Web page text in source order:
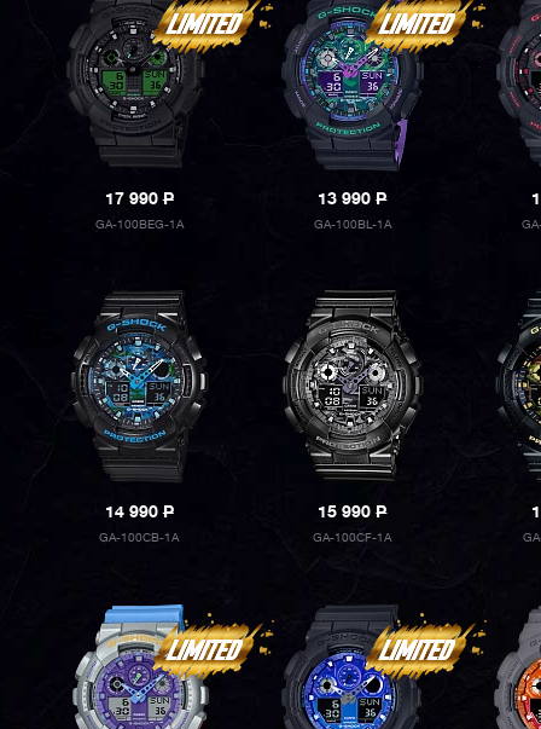
17 990P
GA-100BEG-1A
13 990P
GA-100BL-1A
14 990P
GA-100CB-1A
15 990P
GA-100CF-1A